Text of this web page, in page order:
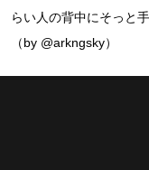
らい人の背中にそっと
（by @arkngsky）